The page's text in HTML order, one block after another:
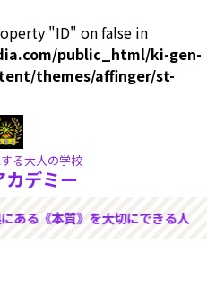
"ID" on false in
public_html/ki-gen-
themes/affinger/st-
る大人の学校
デミー
めのサイトで